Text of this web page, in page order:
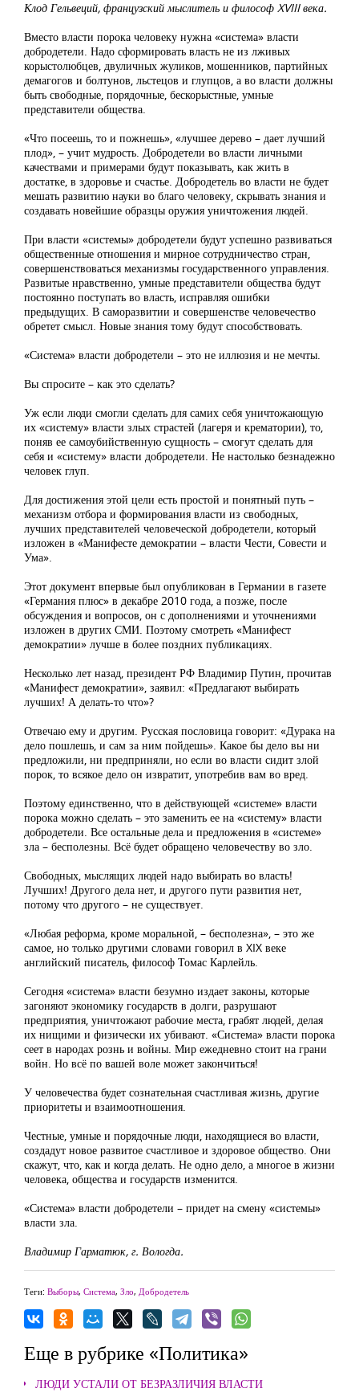
Клод Гельвеций, французский мыслитель и философ XVIII века.
Вместо власти порока человеку нужна «система» власти
добродетели. Надо сформировать власть не из лживых
корыстолюбцев, двуличных жуликов, мошенников, партийных
демагогов и болтунов, льстецов и глупцов, а во власти должны
быть свободные, порядочные, бескорыстные, умные
представители общества.
«Что посеешь, то и пожнешь», «лучшее дерево – дает лучший
плод», – учит мудрость. Добродетели во власти личными
качествами и примерами будут показывать, как жить в
достатке, в здоровье и счастье. Добродетель во власти не будет
мешать развитию науки во благо человеку, скрывать знания и
создавать новейшие образцы оружия уничтожения людей.
При власти «системы» добродетели будут успешно развиваться
общественные отношения и мирное сотрудничество стран,
совершенствоваться механизмы государственного управления.
Развитые нравственно, умные представители общества будут
постоянно поступать во власть, исправляя ошибки
предыдущих. В саморазвитии и совершенстве человечество
обретет смысл. Новые знания тому будут способствовать.
«Система» власти добродетели – это не иллюзия и не мечты.
Вы спросите – как это сделать?
Уж если люди смогли сделать для самих себя уничтожающую
их «систему» власти злых страстей (лагеря и крематории), то,
поняв ее самоубийственную сущность – смогут сделать для
себя и «систему» власти добродетели. Не настолько безнадежно
человек глуп.
Для достижения этой цели есть простой и понятный путь –
механизм отбора и формирования власти из свободных,
лучших представителей человеческой добродетели, который
изложен в «Манифесте демократии – власти Чести, Совести и
Ума».
Этот документ впервые был опубликован в Германии в газете
«Германия плюс» в декабре 2010 года, а позже, после
обсуждения и вопросов, он с дополнениями и уточнениями
изложен в других СМИ. Поэтому смотреть «Манифест
демократии» лучше в более поздних публикациях.
Несколько лет назад, президент РФ Владимир Путин, прочитав
«Манифест демократии», заявил: «Предлагают выбирать
лучших! А делать-то что»?
Отвечаю ему и другим. Русская пословица говорит: «Дурака на
дело пошлешь, и сам за ним пойдешь». Какое бы дело вы ни
предложили, ни предприняли, но если во власти сидит злой
порок, то всякое дело он извратит, употребив вам во вред.
Поэтому единственно, что в действующей «системе» власти
порока можно сделать – это заменить ее на «систему» власти
добродетели. Все остальные дела и предложения в «системе»
зла – бесполезны. Всё будет обращено человечеству во зло.
Свободных, мыслящих людей надо выбирать во власть!
Лучших! Другого дела нет, и другого пути развития нет,
потому что другого – не существует.
«Любая реформа, кроме моральной, – бесполезна», – это же
самое, но только другими словами говорил в XIX веке
английский писатель, философ Томас Карлейль.
Сегодня «система» власти безумно издает законы, которые
загоняют экономику государств в долги, разрушают
предприятия, уничтожают рабочие места, грабят людей, делая
их нищими и физически их убивают. «Система» власти порока
сеет в народах рознь и войны. Мир ежедневно стоит на грани
войн. Но всё по вашей воле может закончиться!
У человечества будет сознательная счастливая жизнь, другие
приоритеты и взаимоотношения.
Честные, умные и порядочные люди, находящиеся во власти,
создадут новое развитое счастливое и здоровое общество. Они
скажут, что, как и когда делать. Не одно дело, а многое в жизни
человека, общества и государств изменится.
«Система» власти добродетели – придет на смену «системы»
власти зла.
Владимир Гарматюк, г. Вологда.
Теги: Выборы, Система, Зло, Добродетель
Еще в рубрике «Политика»
ЛЮДИ УСТАЛИ ОТ БЕЗРАЗЛИЧИЯ ВЛАСТИ